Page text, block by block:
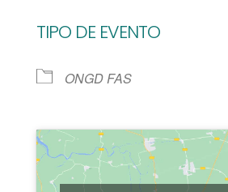
TIPO DE EVENTO
ONGD FAS